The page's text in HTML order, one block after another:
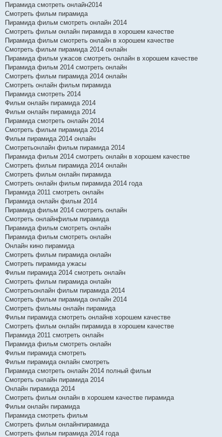
Пирамида смотреть онлайн2014
Смотреть фильм пирамида
Пирамида фильм смотреть онлайн 2014
Смотреть фильм онлайн пирамида в хорошем качестве
Пирамида фильм смотреть онлайн в хорошем качестве
Смотреть фильм пирамида 2014 онлайн
Пирамида фильм ужасов смотреть онлайн в хорошем качестве
Пирамида фильм 2014 смотреть онлайн
Смотреть фильм пирамида 2014 онлайн
Смотреть онлайн фильм пирамида
Пирамида смотреть 2014
Фильм онлайн пирамида 2014
Фильм онлайн пирамида 2014
Пирамида смотреть онлайн 2014
Смотреть фильм пирамида 2014
Фильм пирамида 2014 онлайн
Смотретьонлайн фильм пирамида 2014
Пирамида фильм 2014 смотреть онлайн в хорошем качестве
Смотреть фильм пирамида 2014 онлайн
Смотреть фильм онлайн пирамида
Смотреть онлайн фильм пирамида 2014 года
Пирамида 2011 смотреть онлайн
Пирамида онлайн фильм 2014
Пирамида фильм 2014 смотреть онлайн
Смотреть онлайнфильм пирамида
Пирамида фильм смотреть онлайн
Пирамида фильм смотреть онлайн
Онлайн кино пирамида
Смотреть фильм пирамида онлайн
Смотреть пирамида ужасы
Фильм пирамида 2014 смотреть онлайн
Смотреть фильм пирамида онлайн
Смотретьонлайн фильм пирамида 2014
Смотреть фильм пирамида онлайн 2014
Смотреть фильмы онлайн пирамида
Фильм пирамида смотреть онлайнв хорошем качестве
Смотреть фильм онлайн пирамида в хорошем качестве
Пирамида 2011 смотреть онлайн
Пирамида фильм смотреть онлайн
Фильм пирамида смотреть
Фильм пирамида онлайн смотреть
Пирамида смотреть онлайн 2014 полный фильм
Смотреть онлайн пирамида 2014
Онлайн пирамида 2014
Смотреть фильм онлайн в хорошем качестве пирамида
Фильм онлайн пирамида
Пирамида смотреть фильм
Смотреть фильм онлайнпирамида
Смотреть фильм пирамида 2014 года